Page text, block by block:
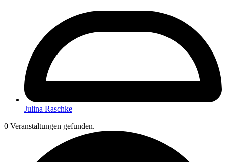
Julina Raschke
0 Veranstaltungen gefunden.